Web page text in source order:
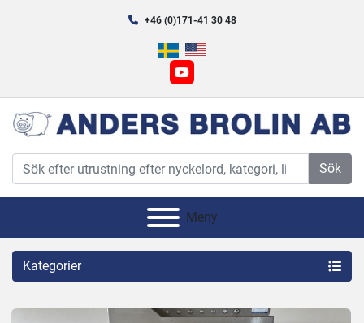
+46 (0)171-41 30 48
youtube
Sök
Meny
Kategorier